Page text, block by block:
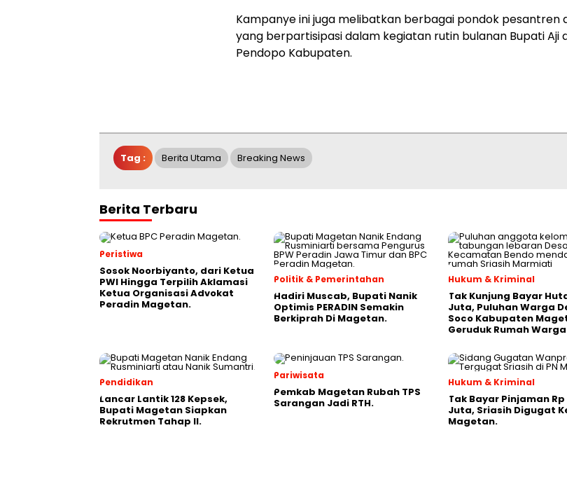
Kampanye ini juga melibatkan berbagai pondok pesantren
yang berpartisipasi dalam kegiatan rutin bulanan Bupati Aji
Pendopo Kabupaten.
Tag : Berita Utama Breaking News
Berita Terbaru
Peristiwa
Sosok Noorbiyanto, dari Ketua
PWI Hingga Terpilih Aklamasi
Ketua Organisasi Advokat
Peradin Magetan.
Politik & Pemerintahan
Hadiri Muscab, Bupati Nanik
Optimis PERADIN Semakin
Berkiprah Di Magetan.
Hukum & Kriminal
Tak Kunjung Bayar
Juta, Puluhan Warga
Soco Kabupaten
Geruduk Rumah
Pendidikan
Lancar Lantik 128 Kepsek,
Bupati Magetan Siapkan
Rekrutmen Tahap II.
Pariwisata
Pemkab Magetan Rubah TPS
Sarangan Jadi RTH.
Hukum & Kriminal
Tak Bayar Pinjaman Rp
Juta, Sriasih Digugat
Magetan.